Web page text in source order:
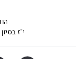
י"ז